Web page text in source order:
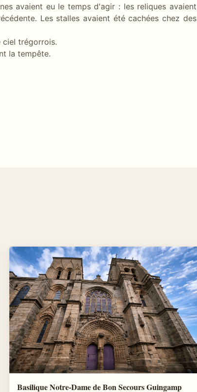
avaient eu le temps d'agir : les reliques avaient
Les stalles avaient été cachées chez des
ciel trégorrois.
la tempête.
Basilique Notre-Dame de Bon Secours Guingamp